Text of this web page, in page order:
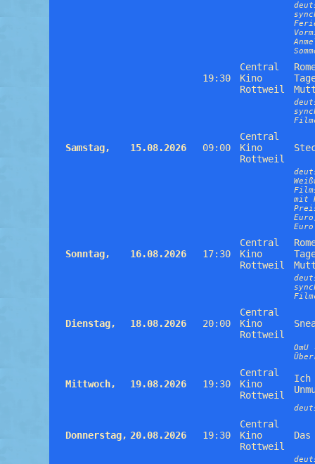
19:30
Central
Kino
Rottweil
Samstag, 15.08.2026 09:00
Central
Kino
Rottweil
mit
Euro
Sonntag, 16.08.2026 17:30
Central
Kino
Rottweil
Dienstag, 18.08.2026 20:00
Central
Kino
Rottweil
OmU
Mittwoch, 19.08.2026 19:30
Central
Kino
Rottweil
Ich
Donnerstag, 20.08.2026 19:30
Central
Kino
Rottweil
Das